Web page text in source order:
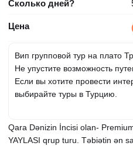
Сколько дней?
Цена
Вип групповой тур на плато
Не упустите возможность
Если вы хотите провести
выбирайте туры в Турцию.
Qara Dənizin İncisi olan-
YAYLASI qrup turu. Təbiətin ən